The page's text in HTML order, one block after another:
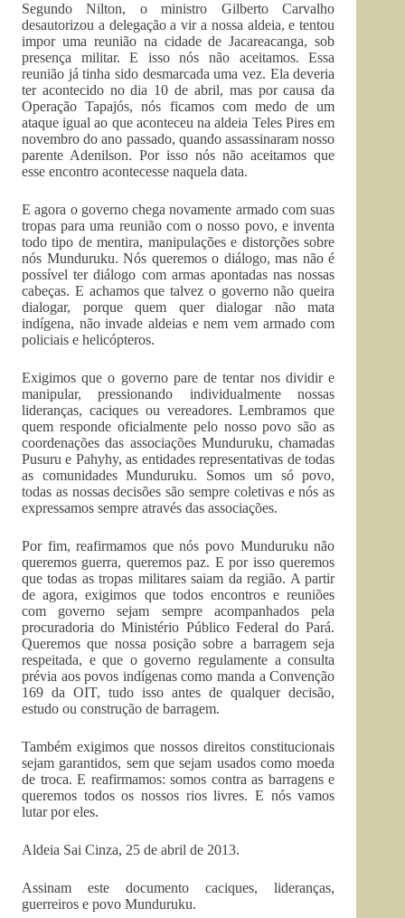
Segundo Nilton, o ministro Gilberto Carvalho
desautorizou a delegação a vir a nossa aldeia, e tentou
impor uma reunião na cidade de Jacareacanga, sob
presença militar. E isso nós não aceitamos. Essa
reunião já tinha sido desmarcada uma vez. Ela deveria
ter acontecido no dia 10 de abril, mas por causa da
Operação Tapajós, nós ficamos com medo de um
ataque igual ao que aconteceu na aldeia Teles Pires em
novembro do ano passado, quando assassinaram nosso
parente Adenilson. Por isso nós não aceitamos que
esse encontro acontecesse naquela data.
E agora o governo chega novamente armado com suas
tropas para uma reunião com o nosso povo, e inventa
todo tipo de mentira, manipulações e distorções sobre
nós Munduruku. Nós queremos o diálogo, mas não é
possível ter diálogo com armas apontadas nas nossas
cabeças. E achamos que talvez o governo não queira
dialogar, porque quem quer dialogar não mata
indígena, não invade aldeias e nem vem armado com
policiais e helicópteros.
Exigimos que o governo pare de tentar nos dividir e
manipular, pressionando individualmente nossas
lideranças, caciques ou vereadores. Lembramos que
quem responde oficialmente pelo nosso povo são as
coordenações das associações Munduruku, chamadas
Pusuru e Pahyhy, as entidades representativas de todas
as comunidades Munduruku. Somos um só povo,
todas as nossas decisões são sempre coletivas e nós as
expressamos sempre através das associações.
Por fim, reafirmamos que nós povo Munduruku não
queremos guerra, queremos paz. E por isso queremos
que todas as tropas militares saiam da região. A partir
de agora, exigimos que todos encontros e reuniões
com governo sejam sempre acompanhados pela
procuradoria do Ministério Público Federal do Pará.
Queremos que nossa posição sobre a barragem seja
respeitada, e que o governo regulamente a consulta
prévia aos povos indígenas como manda a Convenção
169 da OIT, tudo isso antes de qualquer decisão,
estudo ou construção de barragem.
Também exigimos que nossos direitos constitucionais
sejam garantidos, sem que sejam usados como moeda
de troca. E reafirmamos: somos contra as barragens e
queremos todos os nossos rios livres. E nós vamos
lutar por eles.
Aldeia Sai Cinza, 25 de abril de 2013.
Assinam este documento caciques, lideranças,
guerreiros e povo Munduruku.